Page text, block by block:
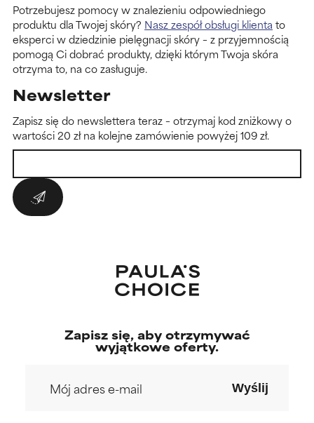
Potrzebujesz pomocy w znalezieniu odpowiedniego
produktu dla Twojej skóry? Nasz zespół obsługi klienta to
eksperci w dziedzinie pielęgnacji skóry – z przyjemnością
pomogą Ci dobrać produkty, dzięki którym Twoja skóra
otrzyma to, na co zasługuje.
Newsletter
Zapisz się do newslettera teraz – otrzymaj kod zniżkowy o
wartości 20 zł na kolejne zamówienie powyżej 109 zł.
Zapisz się, aby otrzymywać
wyjątkowe oferty.
Wyślij